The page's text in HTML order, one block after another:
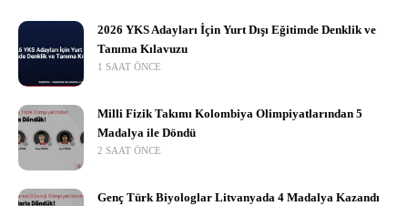
2026 YKS Adayları İçin Yurt Dışı Eğitimde Denklik ve
Tanıma Kılavuzu
1 SAAT ÖNCE
Milli Fizik Takımı Kolombiya Olimpiyatlarından 5
Madalya ile Döndü
2 SAAT ÖNCE
Genç Türk Biyologlar Litvanyada 4 Madalya Kazandı